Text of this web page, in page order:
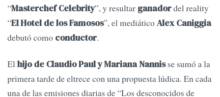
“Masterchef Celebrity”, y resultar ganadordel reality
“El Hotel de los Famosos”, el mediáticoAlex Caniggia
debutó como conductor.
Elhijo de Claudio Paul y Mariana Nannisse sumó a la
primera tarde de eltrece con una propuesta lúdica. En cada
una de las emisiones diarias de “Los desconocidos de